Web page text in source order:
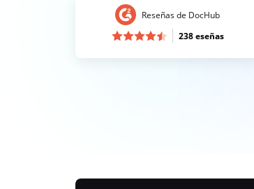
Reseñas de DocHub
238 eseñas